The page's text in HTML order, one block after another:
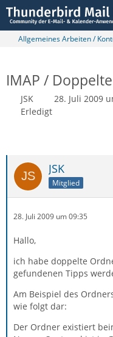
Allgemeines Arbeiten /
IMAP /
JSK 28. Juli 2009
Erledigt
JSK
Mitglied
28. Juli 2009 um 09:35
Hallo,
ich habe doppelte
gefundenen Tipps
Am Beispiel des
wie folgt dar:
Der Ordner existiert